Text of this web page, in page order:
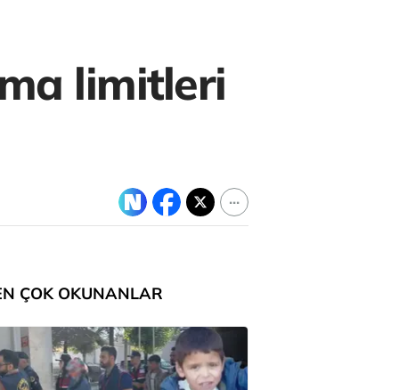
limitleri
ÇOK OKUNANLAR